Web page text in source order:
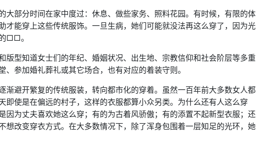
大部分时间在家中度过：休息、做些家务、照料花园。有时候，有限的体
才能穿上这些传统服饰。一旦生病，她们可能就没法再这么穿了，因为光
□□。
版型知道女士们的年纪、婚姻状况、出生地、宗教信仰和社会阶层等多重
、参加婚礼葬礼或其它场合，也有对应的着装守则。
渐避开繁复的传统服装，转向都市化的穿着。虽然一百年前大多数女人都
即使是在偏远的村子，这样的衣服都算小众另类。为什么还有人这么穿
因为丈夫喜欢她这么穿；有的为古着风骄傲；有的添置不起新型衣服；还
想改变穿衣方式。在大多数情况下，除了浑身包围着一层知足的光环，她